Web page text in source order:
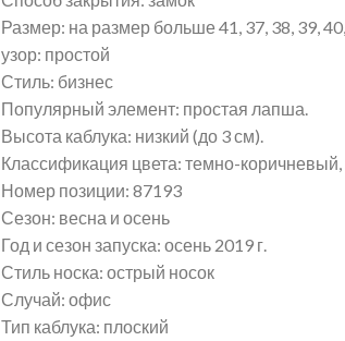
Размер: на размер больше 41, 37, 38, 39,
узор: простой
Стиль: бизнес
Популярный элемент: простая лапша.
Высота каблука: низкий (до 3 см).
Классификация цвета: темно-
Номер позиции: 87193
Сезон: весна и осень
Год и сезон запуска: осень 2019 г.
Стиль носка: острый носок
Случай: офис
Тип каблука: плоский